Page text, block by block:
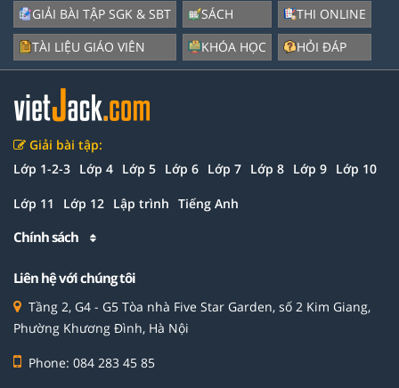
GIẢI BÀI TẬP SGK & SBT
TÀI LIỆU GIÁO VIÊN
SÁCH
KHÓA HỌC
THI ONLINE
HỎI ĐÁP
Giải bài tập:
Lớp 1-2-3 Lớp 4 Lớp 5 Lớp 6 Lớp 7 Lớp 8 Lớp 9 Lớp 10
Lớp 11 Lớp 12 Lập trình Tiếng Anh
Chính sách
Liên hệ với chúng tôi
Tầng 2, G4 - G5 Tòa nhà Five Star Garden, số 2 Kim Giang,
Phường Khương Đình, Hà Nội
Phone: 084 283 45 85